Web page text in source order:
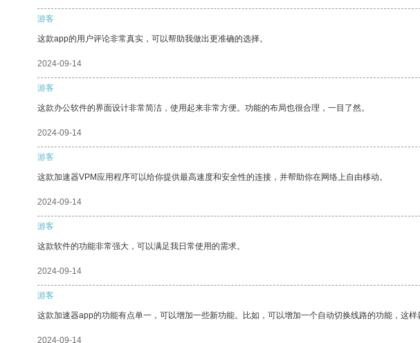
游客
这款app的用户评论非常真实，可以帮助我做出更准确的选择。
2024-09-14
游客
这款办公软件的界面设计非常简洁，使用起来非常方便。功能的布局也很合理，一目了然。
2024-09-14
游客
这款加速器VPM应用程序可以给你提供最高速度和安全性的连接，并帮助你在网络上自由移动。
2024-09-14
游客
这款软件的功能非常强大，可以满足我日常使用的需求。
2024-09-14
游客
这款加速器app的功能有点单一，可以增加一些新功能。比如，可以增加一个自动切换线路的功能，这
2024-09-14